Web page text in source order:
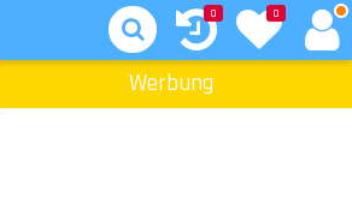
0
0
Werbung